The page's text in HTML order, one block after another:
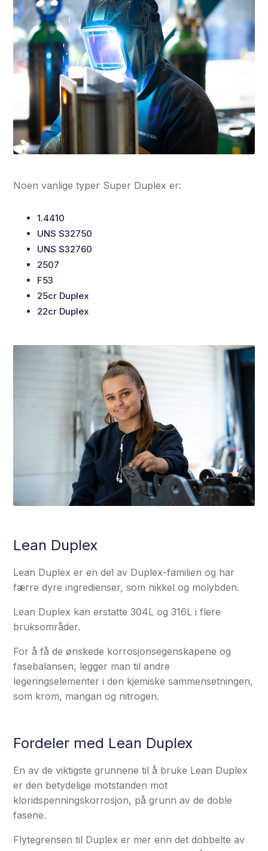
Noen vanlige typer Super Duplex er:
1.4410
UNS S32750
UNS S32760
2507
F53
25cr Duplex
22cr Duplex
Lean Duplex
Lean Duplex er en del av Duplex-familien og har
færre dyre ingredienser, som nikkel og molybden.
Lean Duplex kan erstatte 304L og 316L i flere
bruksområder.
For å få de ønskede korrosjonsegenskapene og
fasebalansen, legger man til andre
legeringselementer i den kjemiske sammensetningen,
som krom, mangan og nitrogen.
Fordeler med Lean Duplex
En av de viktigste grunnene til å bruke Lean Duplex
er den betydelige motstanden mot
kloridspenningskorrosjon, på grunn av de doble
fasene.
Flytegrensen til Duplex er mer enn det dobbelte av